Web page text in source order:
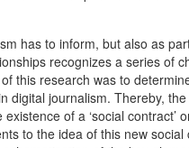
has to inform, but also as
recognizes a series of
this research was to
journalism. Thereby,
of a ‘social contract’
to the idea of this new